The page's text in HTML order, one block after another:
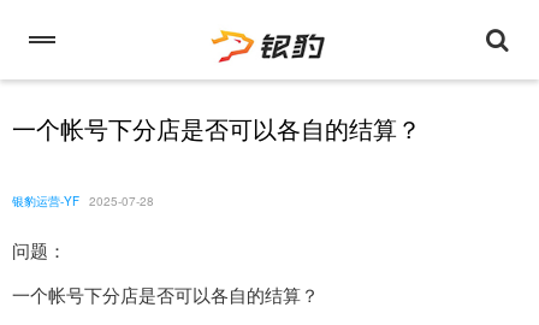
一个帐号下分店是否可以各自的结算？
银豹运营-YF 2025-07-28
问题：
一个帐号下分店是否可以各自的结算？